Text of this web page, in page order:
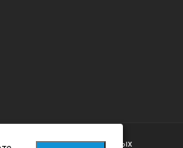
персональных данных